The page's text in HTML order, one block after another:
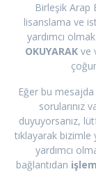
Birleşik Arap
lisanslama ve
yardımcı
OKUYARAK ve
Eğer bu mesajda
sorularınız
duyuyorsanız,
tıklayarak
yardımcı
bağlantıdan